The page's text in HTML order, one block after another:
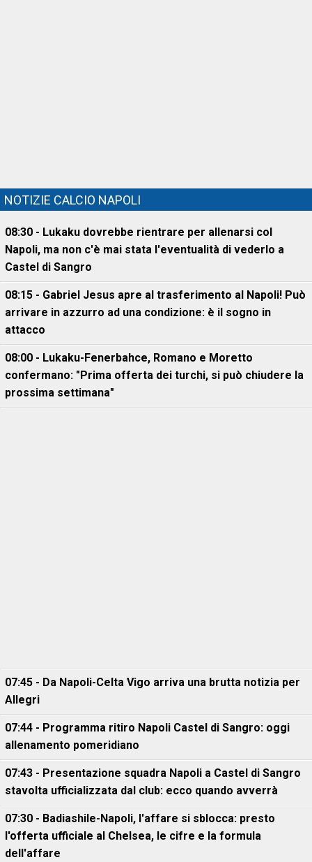
NOTIZIE CALCIO NAPOLI
08:30 - Lukaku dovrebbe rientrare per allenarsi col
Napoli, ma non c'è mai stata l'eventualità di vederlo a
Castel di Sangro
08:15 - Gabriel Jesus apre al trasferimento al Napoli! Può
arrivare in azzurro ad una condizione: è il sogno in
attacco
08:00 - Lukaku-Fenerbahce, Romano e Moretto
confermano: "Prima offerta dei turchi, si può chiudere la
prossima settimana"
07:45 - Da Napoli-Celta Vigo arriva una brutta notizia per
Allegri
07:44 - Programma ritiro Napoli Castel di Sangro: oggi
allenamento pomeridiano
07:43 - Presentazione squadra Napoli a Castel di Sangro
stavolta ufficializzata dal club: ecco quando avverrà
07:30 - Badiashile-Napoli, l'affare si sblocca: presto
l'offerta ufficiale al Chelsea, le cifre e la formula
dell'affare